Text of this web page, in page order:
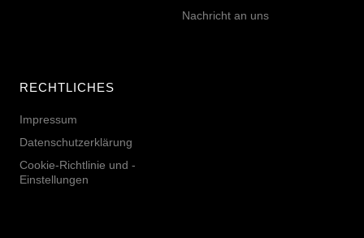
Nachricht an uns
RECHTLICHES
Impressum
Datenschutzerklärung
Cookie-Richtlinie und -
Einstellungen